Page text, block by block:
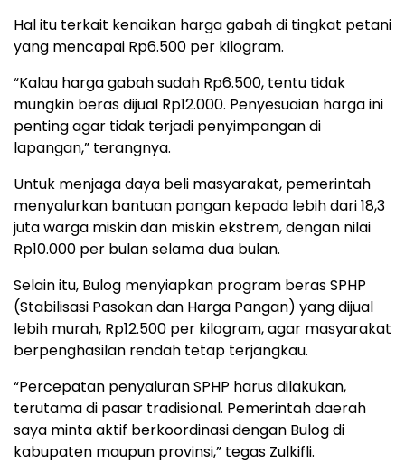
Hal itu terkait kenaikan harga gabah di tingkat petani
yang mencapai Rp6.500 per kilogram.
“Kalau harga gabah sudah Rp6.500, tentu tidak
mungkin beras dijual Rp12.000. Penyesuaian harga ini
penting agar tidak terjadi penyimpangan di
lapangan,” terangnya.
Untuk menjaga daya beli masyarakat, pemerintah
menyalurkan bantuan pangan kepada lebih dari 18,3
juta warga miskin dan miskin ekstrem, dengan nilai
Rp10.000 per bulan selama dua bulan.
Selain itu, Bulog menyiapkan program beras SPHP
(Stabilisasi Pasokan dan Harga Pangan) yang dijual
lebih murah, Rp12.500 per kilogram, agar masyarakat
berpenghasilan rendah tetap terjangkau.
“Percepatan penyaluran SPHP harus dilakukan,
terutama di pasar tradisional. Pemerintah daerah
saya minta aktif berkoordinasi dengan Bulog di
kabupaten maupun provinsi,” tegas Zulkifli.